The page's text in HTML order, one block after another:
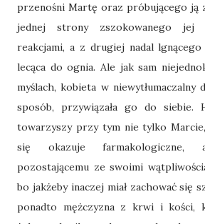
przenośni Martę oraz próbującego ją
jednej strony zszokowanego jej
reakcjami, a z drugiej nadal
lecąca do ognia. Ale jak sam
myślach, kobieta w niewytłumaczalny
sposób, przywiązała go do siebie.
towarzyszy przy tym nie tylko
się okazuje
pozostającemu ze swoimi
bo jakżeby inaczej miał zachować się
ponadto mężczyzna z krwi i kości,